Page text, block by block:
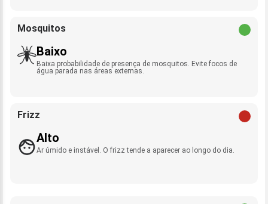
Mosquitos
Baixo
Baixa probabilidade de presença de mosquitos. Evite focos de
água parada nas áreas externas.
Frizz
Alto
Ar úmido e instável. O frizz tende a aparecer ao longo do dia.